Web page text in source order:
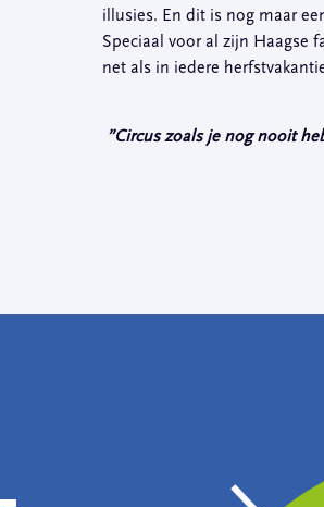
illusies. En dit is nog maar
Speciaal voor al zijn Haagse
net als in iedere
”Circus zoals je nog nooit